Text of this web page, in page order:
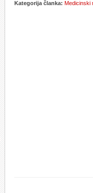
Kategorija članka: Medicinski